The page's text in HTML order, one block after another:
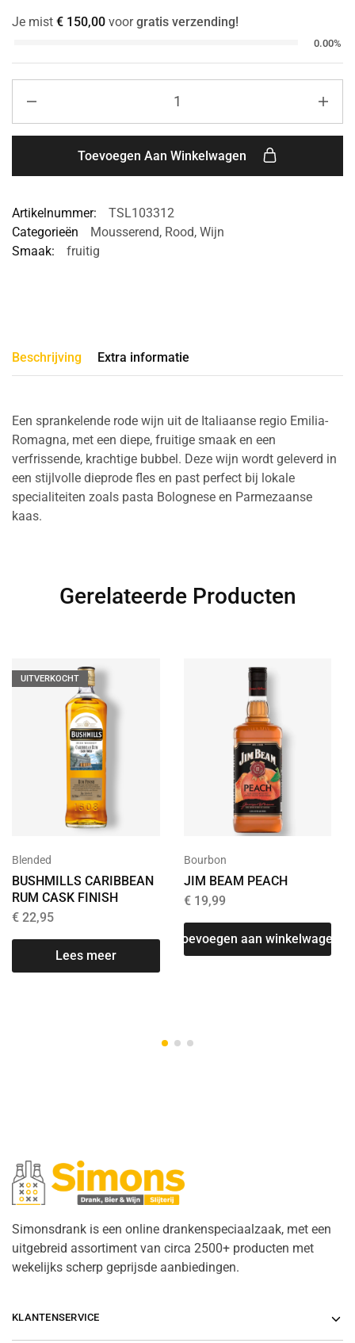
Je mist € 150,00 voorgratis verzending!
0.00%
Toevoegen Aan Winkelwagen
Artikelnummer:
TSL103312
Categorieën
Mousserend, Rood, Wijn
Smaak:
fruitig
Beschrijving Extra informatie
Een sprankelende rode wijn uit de Italiaanse regio Emilia-
Romagna, met een diepe, fruitige smaak en een
verfrissende, krachtige bubbel. Deze wijn wordt geleverd in
een stijlvolle dieprode fles en past perfect bij lokale
specialiteiten zoals pasta Bolognese en Parmezaanse
kaas.
Gerelateerde Producten
UITVERKOCHT
Blended
BUSHMILLS CARIBBEAN
RUM CASK FINISH
€ 22,95
Lees meer
Bourbon
JIM BEAM PEACH
€19,99
Toevoegen aan winkelwagen
Simonsdrank is een online drankenspeciaalzaak, met een
uitgebreid assortiment van circa 2500+ producten met
wekelijks scherp geprijsde aanbiedingen.
KLANTENSERVICE